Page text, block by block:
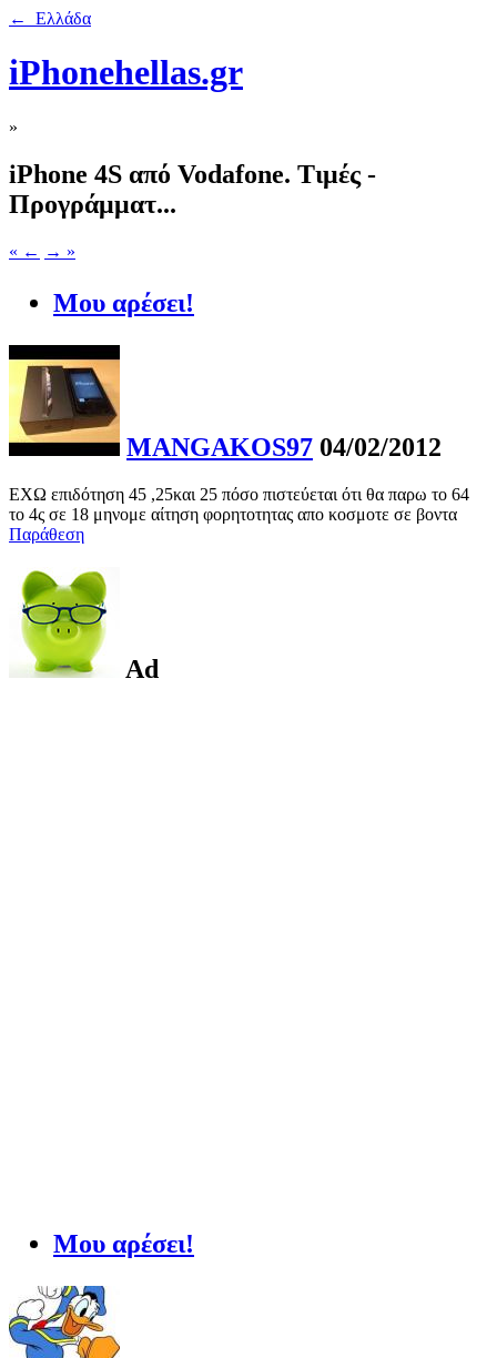
← Ελλάδα
iPhonehellas.gr
»
iPhone 4S από Vodafone. Τιμές -
Προγράμματ...
« ← → »
Μου αρέσει!
MANGAKOS97 04/02/2012
ΕΧΩ επιδότηση 45 ,25και 25 πόσο πιστεύεται ότι θα παρω το 64
το 4ς σε 18 μηνομε αίτηση φορητοτητας απο κοσμοτε σε βοντα
Παράθεση
Ad
Μου αρέσει!